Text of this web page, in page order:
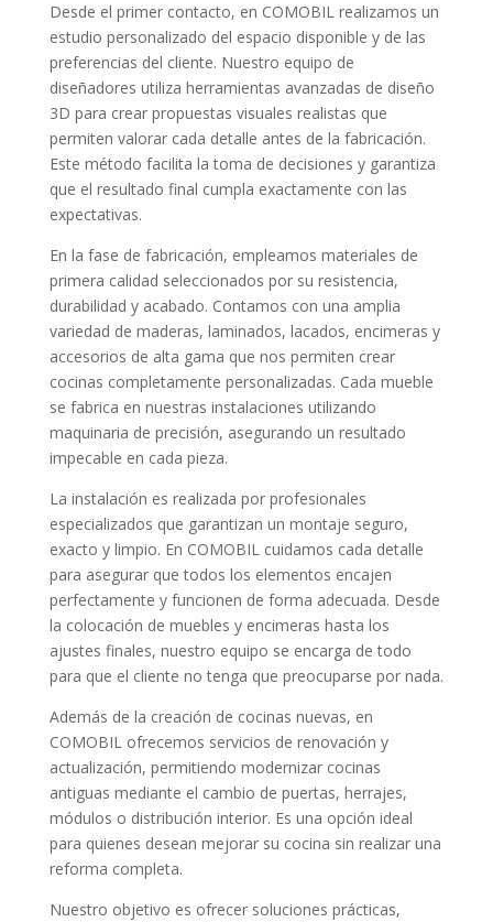
Desde el primer contacto, en COMOBIL realizamos un
estudio personalizado del espacio disponible y de las
preferencias del cliente. Nuestro equipo de
diseñadores utiliza herramientas avanzadas de diseño
3D para crear propuestas visuales realistas que
permiten valorar cada detalle antes de la fabricación.
Este método facilita la toma de decisiones y garantiza
que el resultado final cumpla exactamente con las
expectativas.
En la fase de fabricación, empleamos materiales de
primera calidad seleccionados por su resistencia,
durabilidad y acabado. Contamos con una amplia
variedad de maderas, laminados, lacados, encimeras y
accesorios de alta gama que nos permiten crear
cocinas completamente personalizadas. Cada mueble
se fabrica en nuestras instalaciones utilizando
maquinaria de precisión, asegurando un resultado
impecable en cada pieza.
La instalación es realizada por profesionales
especializados que garantizan un montaje seguro,
exacto y limpio. En COMOBIL cuidamos cada detalle
para asegurar que todos los elementos encajen
perfectamente y funcionen de forma adecuada. Desde
la colocación de muebles y encimeras hasta los
ajustes finales, nuestro equipo se encarga de todo
para que el cliente no tenga que preocuparse por nada.
Además de la creación de cocinas nuevas, en
COMOBIL ofrecemos servicios de renovación y
actualización, permitiendo modernizar cocinas
antiguas mediante el cambio de puertas, herrajes,
módulos o distribución interior. Es una opción ideal
para quienes desean mejorar su cocina sin realizar una
reforma completa.
Nuestro objetivo es ofrecer soluciones prácticas,